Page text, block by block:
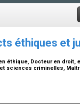
éthiques et
éthique, Docteur en droit,
sciences criminelles,